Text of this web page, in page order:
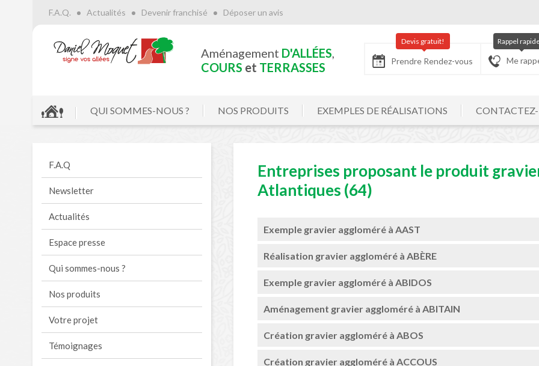
F.A.Q. Actualités Devenir franchisé Déposer un avis
Aménagement D'ALLÉES,
COURS et TERRASSES Prendre Rendez-vous
Devis gratuit!
Me
Rappel
QUI SOMMES-NOUS ? NOS PRODUITS EXEMPLES DE RÉALISATIONS
Entreprises proposant le produit
Atlantiques (64)
Exemple gravier aggloméré à AAST
Réalisation gravier aggloméré à ABÈRE
Exemple gravier aggloméré à ABIDOS
Aménagement gravier aggloméré à ABITAIN
Création gravier aggloméré à ABOS
Création gravier aggloméré à ACCOUS
F.A.Q
Newsletter
Actualités
Espace presse
Qui sommes-nous ?
Nos produits
Votre projet
Témoignages